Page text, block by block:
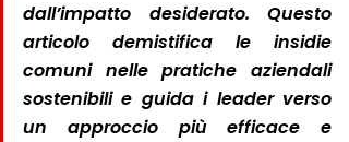
dall’impatto desiderato. Questo
articolo demistifica le insidie
comuni nelle pratiche aziendali
sostenibili e guida i leader verso
un approccio più efficace e